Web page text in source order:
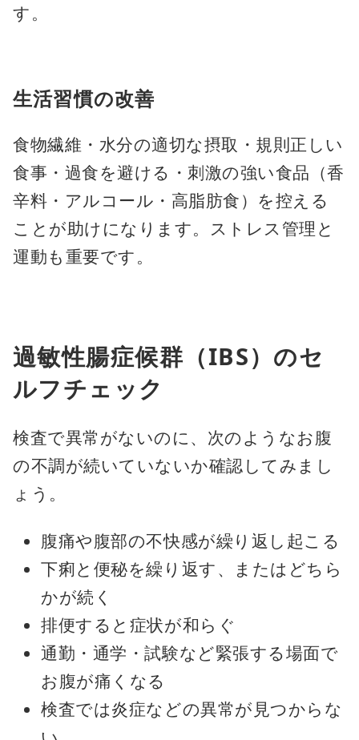
す。
生活習慣の改善
食物繊維・水分の適切な摂取・規則正しい
食事・過食を避ける・刺激の強い食品（香
辛料・アルコール・高脂肪食）を控える
ことが助けになります。ストレス管理と
運動も重要です。
過敏性腸症候群（IBS）のセ
ルフチェック
検査で異常がないのに、次のようなお腹
の不調が続いていないか確認してみまし
ょう。
腹痛や腹部の不快感が繰り返し起こる
下痢と便秘を繰り返す、またはどちら
かが続く
排便すると症状が和らぐ
通勤・通学・試験など緊張する場面で
お腹が痛くなる
検査では炎症などの異常が見つからな